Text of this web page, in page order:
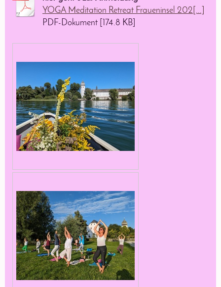
YOGA Meditation Retreat Fraueninsel 202[...]
PDF-Dokument [174.8 KB]